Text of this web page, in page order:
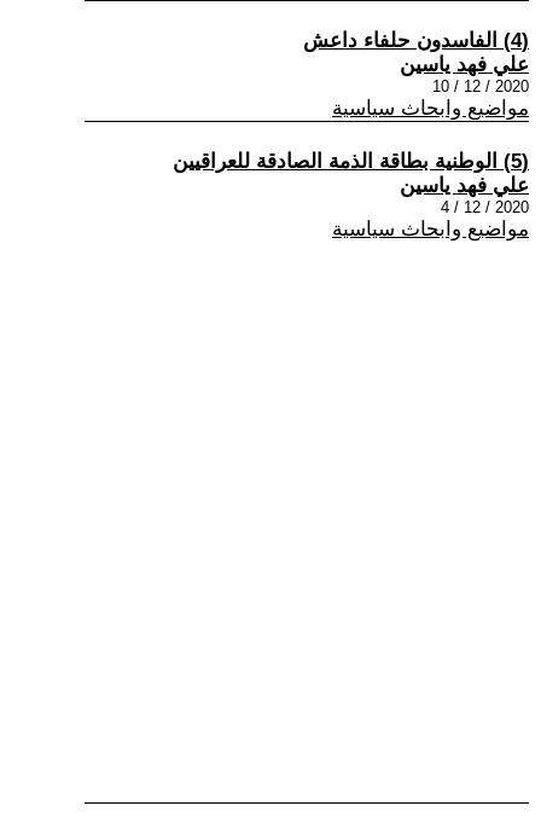
(4) الفاسدون حلفاء داعش
علي فهد ياسين
2020 / 12 / 10
مواضيع وابحاث سياسية
(5) الوطنية بطاقة الذمة الصادقة للعراقيين
علي فهد ياسين
2020 / 12 / 4
مواضيع وابحاث سياسية